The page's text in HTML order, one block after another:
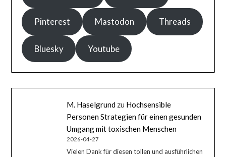
Pinterest Mastodon Threads
Bluesky Youtube
M. Haselgrund zu Hochsensible
Personen Strategien für einen gesunden
Umgang mit toxischen Menschen
2026-04-27
Vielen Dank für diesen tollen und ausführlichen